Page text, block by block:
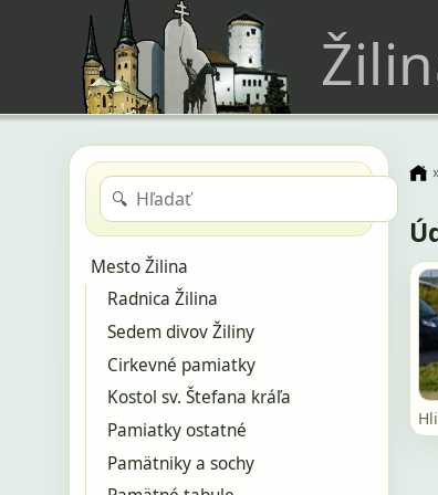
🔍
Mesto Žilina
Radnica Žilina
Sedem divov Žiliny
Cirkevné pamiatky
Kostol sv. Štefana kráľa
Pamiatky ostatné
Pamätniky a sochy